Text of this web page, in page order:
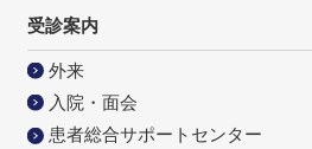
受診案内
外来
入院・面会
患者総合サポートセンター